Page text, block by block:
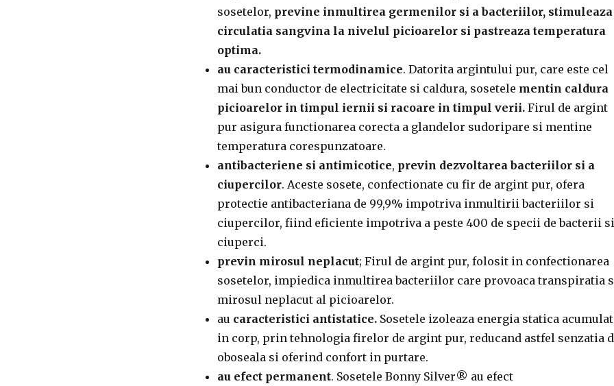
sosetelor, previne inmultirea germenilor si a bacteriilor, stimuleaza
circulatia sangvina la nivelul picioarelor si pastreaza temperatura
optima.
au caracteristici termodinamice. Datorita argintului pur, care este cel
mai bun conductor de electricitate si caldura, sosetele mentin caldura
picioarelor in timpul iernii si racoare in timpul verii.Firul de argint
pur asigura functionarea corecta a glandelor sudoripare si mentine
temperatura corespunzatoare.
antibacteriene si antimicotice, previn dezvoltarea bacteriilor si a
ciupercilor. Aceste sosete, confectionate cu fir de argint pur, ofera
protectie antibacteriana de 99,9% impotriva inmultirii bacteriilor si
ciupercilor, fiind eficiente impotriva a peste 400 de specii de bacterii si
ciuperci.
previn mirosul neplacut; Firul de argint pur, folosit in confectionarea
sosetelor, impiedica inmultirea bacteriilor care provoaca transpiratia
mirosul neplacut al picioarelor.
au caracteristici antistatice.Sosetele izoleaza energia statica
in corp, prin tehnologia firelor de argint pur, reducand astfel senzatia
oboseala si oferind confort in purtare.
au efect permanent. Sosetele Bonny Silver® au efect